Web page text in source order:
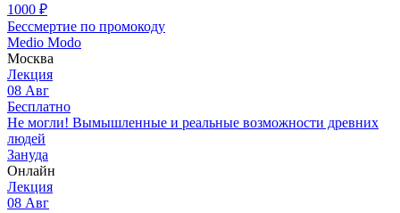
1000 ₽
Бессмертие по промокоду
Medio Modo
Москва
Лекция
08 Авг
Бесплатно
Не могли! Вымышленные и реальные возможности древних
людей
Зануда
Онлайн
Лекция
08 Авг